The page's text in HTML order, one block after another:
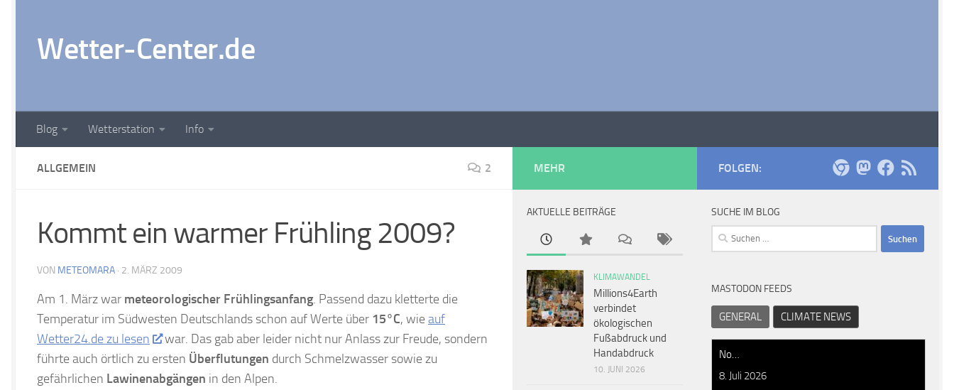
Wetter-Center.de
Blog Wetterstation Info
ALLGEMEIN 2
Kommt ein warmer Frühling 2009?
VON METEOMARA · 2. MÄRZ 2009
Am 1. März war meteorologischer Frühlingsanfang. Passend dazu kletterte die
Temperatur im Südwesten Deutschlands schon auf Werte über 15°C, wieauf
Wetter24.de zu lesen
war. Das gab aber leider nicht nur Anlass zur Freude, sondern
führte auch örtlich zu ersten Überflutungen durch Schmelzwasser sowie zu
gefährlichen Lawinenabgängen in den Alpen.
FOLGEN:
SUCHE IM BLOG
Suchen
nach:
MASTODON FEEDS
GENERAL CLIMATE NEWS
No…
8. Juli 2026
MEHR
AKTUELLE BEITRÄGE
KLIMAWANDEL
Millions4Earth
verbindet
ökologischen
Fußabdruck und
Handabdruck
10. JUNI 2026